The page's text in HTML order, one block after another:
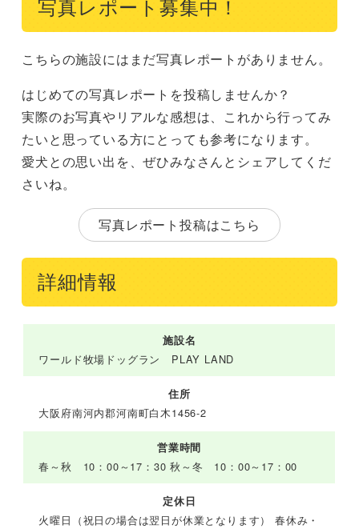
写真レポート募集中！
こちらの施設にはまだ写真レポートがありません。
はじめての写真レポートを投稿しませんか？
実際のお写真やリアルな感想は、これから行ってみ
たいと思っている方にとっても参考になります。
愛犬との思い出を、ぜひみなさんとシェアしてくだ
さいね。
写真レポート投稿はこちら
詳細情報
施設名
ワールド牧場ドッグラン PLAY LAND
住所
大阪府南河内郡河南町白木1456-2
営業時間
春～秋 10：00～17：30 秋～冬 10：00～17：00
定休日
火曜日（祝日の場合は翌日が休業となります） 春休み・